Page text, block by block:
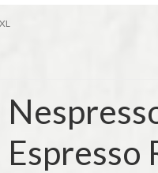
Espresso